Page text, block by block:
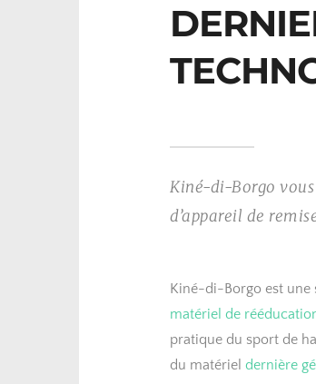
Kiné-di-Borgo
d’appareil de
Kiné-di-Borgo est une
matériel de
pratique du sport de
du matériel dernière